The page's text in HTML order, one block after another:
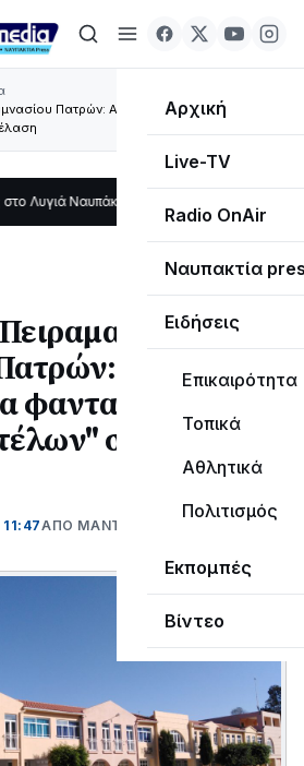
Αρχική
Live-TV
Radio OnAir
Ναυπακτία
Ειδήσεις
Επικαιρότητα
Τοπικά
Αθλητικά
Πολιτισμός
Εκπομπές
Βίντεο
Πατρών: Αποκυήματα φαντασίας τα
Ναυπάκτου12:08
τα
στην
ΑΠΌ ΜΑΝΤΩ ΚΑΠΕΝΤΖΩΝΗ